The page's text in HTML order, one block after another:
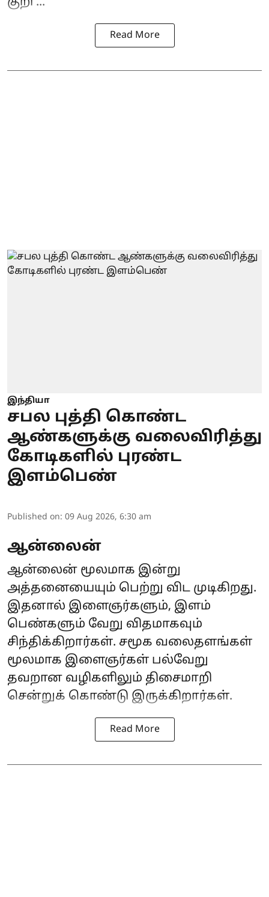
Read More
இந்தியா
சபல புத்தி கொண்ட
ஆண்களுக்கு வலைவிரித்து
கோடிகளில் புரண்ட
இளம்பெண்
Published on: 09 Aug 2026, 6:30 am
ஆன்லைன்
ஆன்லைன் மூலமாக இன்று
அத்தனையையும் பெற்று விட முடிகிறது.
இதனால் இளைஞர்களும், இளம்
பெண்களும் வேறு விதமாகவும்
சிந்திக்கிறார்கள். சமூக வலைதளங்கள்
மூலமாக இளைஞர்கள் பல்வேறு
தவறான வழிகளிலும் திசைமாறி
சென்றுக் கொண்டு இருக்கிறார்கள்.
Read More